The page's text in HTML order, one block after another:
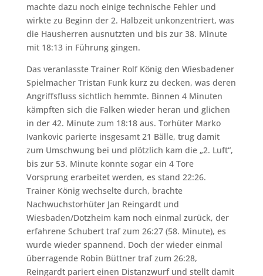
machte dazu noch einige technische Fehler und
wirkte zu Beginn der 2. Halbzeit unkonzentriert, was
die Hausherren ausnutzten und bis zur 38. Minute
mit 18:13 in Führung gingen.
Das veranlasste Trainer Rolf König den Wiesbadener
Spielmacher Tristan Funk kurz zu decken, was deren
Angriffsfluss sichtlich hemmte. Binnen 4 Minuten
kämpften sich die Falken wieder heran und glichen
in der 42. Minute zum 18:18 aus. Torhüter Marko
Ivankovic parierte insgesamt 21 Bälle, trug damit
zum Umschwung bei und plötzlich kam die „2. Luft“,
bis zur 53. Minute konnte sogar ein 4 Tore
Vorsprung erarbeitet werden, es stand 22:26.
Trainer König wechselte durch, brachte
Nachwuchstorhüter Jan Reingardt und
Wiesbaden/Dotzheim kam noch einmal zurück, der
erfahrene Schubert traf zum 26:27 (58. Minute), es
wurde wieder spannend. Doch der wieder einmal
überragende Robin Büttner traf zum 26:28,
Reingardt pariert einen Distanzwurf und stellt damit